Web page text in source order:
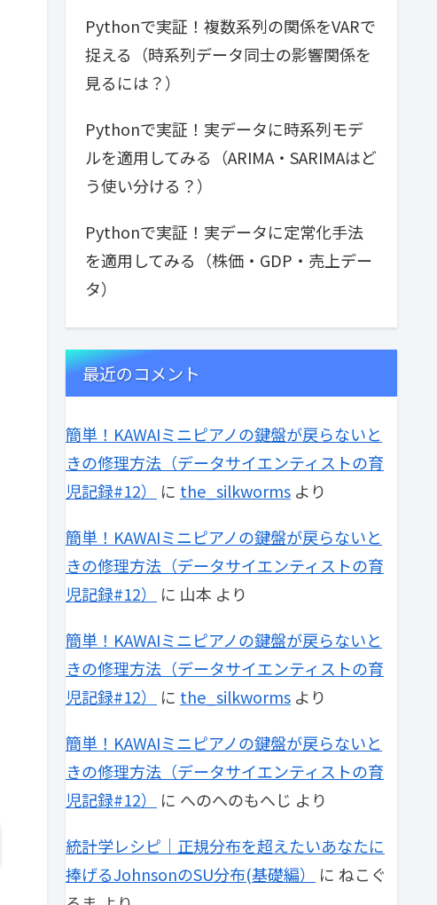
Pythonで実証！複数系列の関係をVARで
捉える（時系列データ同士の影響関係を
見るには？）
Pythonで実証！実データに時系列モデ
ルを適用してみる（ARIMA・SARIMAはど
う使い分ける？）
Pythonで実証！実データに定常化手法
を適用してみる（株価・GDP・売上デー
タ）
最近のコメント
簡単！KAWAIミニピアノの鍵盤が戻らないと
きの修理方法（データサイエンティストの育
児記録#12）
に the_silkworms より
簡単！KAWAIミニピアノの鍵盤が戻らないと
きの修理方法（データサイエンティストの育
児記録#12）
に 山本 より
簡単！KAWAIミニピアノの鍵盤が戻らないと
きの修理方法（データサイエンティストの育
児記録#12）
に the_silkworms より
簡単！KAWAIミニピアノの鍵盤が戻らないと
きの修理方法（データサイエンティストの育
児記録#12）
に へのへのもへじ より
統計学レシピ｜正規分布を超えたいあなたに
捧げるJohnsonのSU分布(基礎編）
に ねこぐ